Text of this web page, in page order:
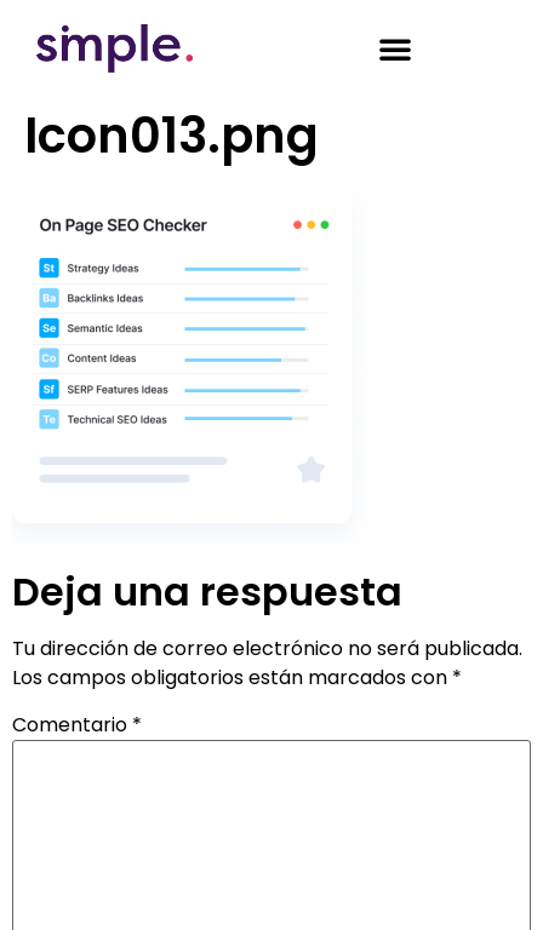
Icon013.png
Deja una respuesta
Tu dirección de correo electrónico no será publicada.
Los campos obligatorios están marcados con *
Comentario *